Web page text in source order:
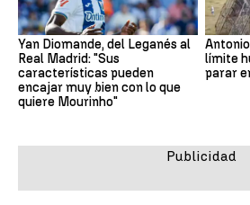
Yan Diomande, del Leganés al
Real Madrid: "Sus
características pueden
encajar muy bien con lo que
quiere Mourinho"
límite
parar